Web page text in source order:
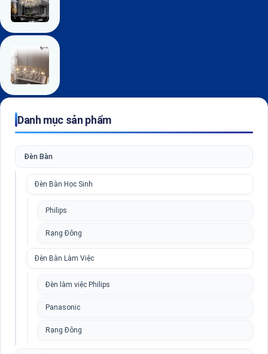
Danh mục sản phẩm
Đèn Bàn
Đèn Bàn Học Sinh
Philips
Rạng Đông
Đèn Bàn Làm Việc
Đèn làm việc Philips
Panasonic
Rạng Đông